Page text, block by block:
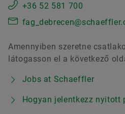
+36 52 581 700
Amennyiben szeretne
látogasson el a következő
Jobs at Schaeffler
Hogyan jelentkezz nyitott